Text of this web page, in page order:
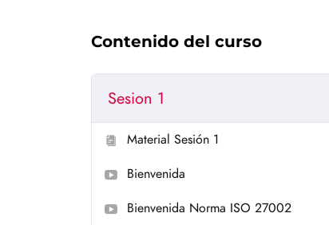
Contenido del curso
Sesion 1
Material Sesión 1
Bienvenida
Bienvenida Norma ISO 27002